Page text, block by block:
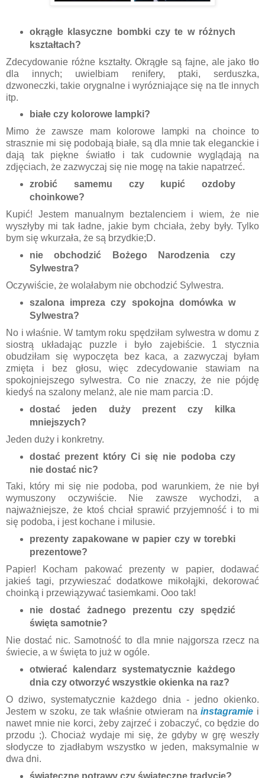
okrągłe klasyczne bombki czy te w różnych
kształtach?
Zdecydowanie różne kształty. Okrągłe są fajne, ale jako tło
dla innych; uwielbiam renifery, ptaki, serduszka,
dzwoneczki, takie orygnalne i wyrózniające się na tle innych
itp.
białe czy kolorowe lampki?
Mimo że zawsze mam kolorowe lampki na choince to
strasznie mi się podobają białe, są dla mnie tak eleganckie i
dają tak piękne światło i tak cudownie wyglądają na
zdjęciach, że zazwyczaj się nie mogę na takie napatrzeć.
zrobić samemu czy kupić ozdoby
choinkowe?
Kupić! Jestem manualnym beztalenciem i wiem, że nie
wyszłyby mi tak ładne, jakie bym chciała, żeby były. Tylko
bym się wkurzała, że są brzydkie;D.
nie obchodzić Bożego Narodzenia czy
Sylwestra?
Oczywiście, że wolałabym nie obchodzić Sylwestra.
szalona impreza czy spokojna domówka w
Sylwestra?
No i właśnie. W tamtym roku spędziłam sylwestra w domu z
siostrą układając puzzle i było zajebiście. 1 stycznia
obudziłam się wypoczęta bez kaca, a zazwyczaj byłam
zmięta i bez głosu, więc zdecydowanie stawiam na
spokojniejszego sylwestra. Co nie znaczy, że nie pójdę
kiedyś na szalony melanż, ale nie mam parcia :D.
dostać jeden duży prezent czy kilka
mniejszych?
Jeden duży i konkretny.
dostać prezent który Ci się nie podoba czy
nie dostać nic?
Taki, który mi się nie podoba, pod warunkiem, że nie był
wymuszony oczywiście. Nie zawsze wychodzi, a
najważniejsze, że ktoś chciał sprawić przyjemność i to mi
się podoba, i jest kochane i milusie.
prezenty zapakowane w papier czy w torebki
prezentowe?
Papier! Kocham pakować prezenty w papier, dodawać
jakieś tagi, przywieszać dodatkowe mikołąjki, dekorować
choinką i przewiązywać tasiemkami. Ooo tak!
nie dostać żadnego prezentu czy spędzić
święta samotnie?
Nie dostać nic. Samotność to dla mnie najgorsza rzecz na
świecie, a w święta to już w ogóle.
otwierać kalendarz systematycznie każdego
dnia czy otworzyć wszystkie okienka na raz?
O dziwo, systematycznie każdego dnia - jedno okienko.
Jestem w szoku, ze tak właśnie otwieram nainstagramie i
nawet mnie nie korci, żeby zajrzeć i zobaczyć, co będzie do
przodu ;). Chociaż wydaje mi się, że gdyby w grę weszły
słodycze to zjadłabym wszystko w jeden, maksymalnie w
dwa dni.
świąteczne potrawy czy świąteczne tradycje?